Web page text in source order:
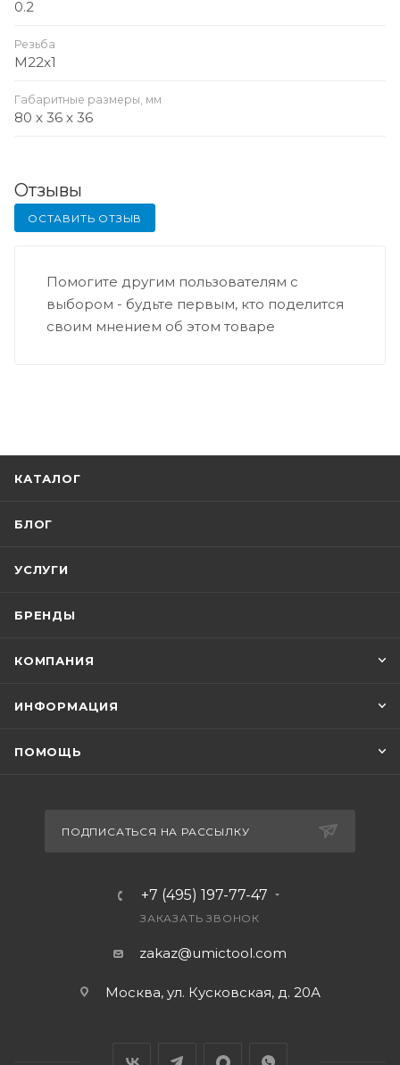
0.2
Резьба
M22x1
Габаритные размеры, мм
80 x 36 x 36
Отзывы
ОСТАВИТЬ ОТЗЫВ
Помогите другим пользователям с
выбором - будьте первым, кто поделится
своим мнением об этом товаре
КАТАЛОГ
БЛОГ
УСЛУГИ
БРЕНДЫ
КОМПАНИЯ
ИНФОРМАЦИЯ
ПОМОЩЬ
ПОДПИСАТЬСЯ НА РАССЫЛКУ
+7 (495) 197-77-47
ЗАКАЗАТЬ ЗВОНОК
zakaz@umictool.com
Москва, ул. Кусковская, д. 20А